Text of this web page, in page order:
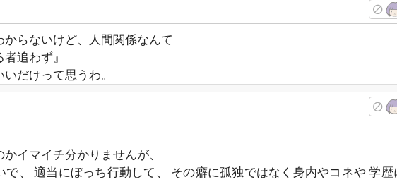
からないけど、人間関係なんて
追わず』
だけって思うわ。
イマイチ分かりませんが、
で、 適当にぼっち行動して、 その癖に孤独ではなく身内やコネや 学歴